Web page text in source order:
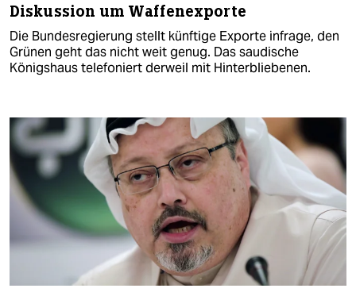
Diskussion um Waffenexporte
Die Bundesregierung stellt künftige Exporte infrage, den
Grünen geht das nicht weit genug. Das saudische
Königshaus telefoniert derweil mit Hinterbliebenen.